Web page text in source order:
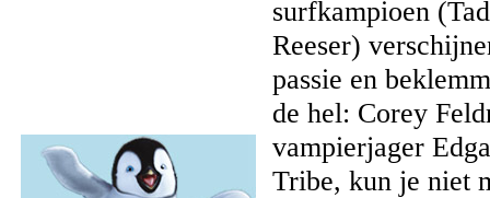
surfkampioen
Reeser)
passie en
de hel: Corey
vampierjager
Tribe, kun je niet